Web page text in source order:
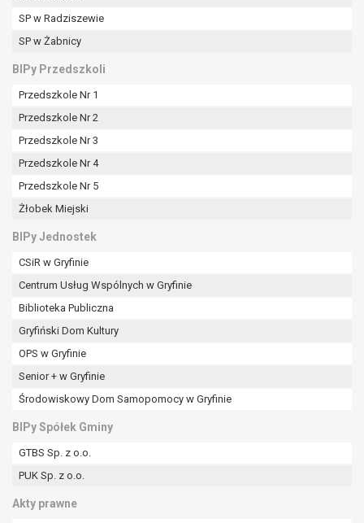
SP w Radziszewie
SP w Żabnicy
BIPy Przedszkoli
Przedszkole Nr 1
Przedszkole Nr 2
Przedszkole Nr 3
Przedszkole Nr 4
Przedszkole Nr 5
Żłobek Miejski
BIPy Jednostek
CSiR w Gryfinie
Centrum Usług Wspólnych w Gryfinie
Biblioteka Publiczna
Gryfiński Dom Kultury
OPS w Gryfinie
Senior + w Gryfinie
Środowiskowy Dom Samopomocy w Gryfinie
BIPy Spółek Gminy
GTBS Sp. z o.o.
PUK Sp. z o.o.
Akty prawne